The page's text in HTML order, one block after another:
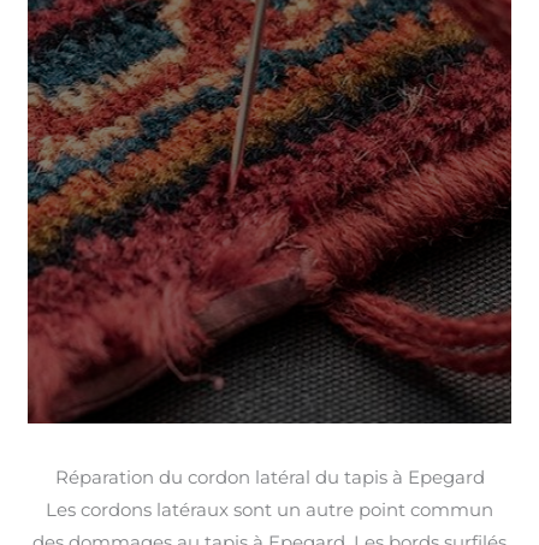
Réparation du cordon latéral du tapis à Epegard
Les cordons latéraux sont un autre point commun